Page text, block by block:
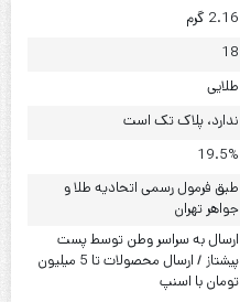
2.16 گرم
18
طلایی
ندارد، پلاک تک است
19.5%
طبق فرمول رسمی اتحادیه طلا و
جواهر تهران
ارسال به سراسر وطن توسط پست
پیشتاز / ارسال محصولات تا 5 میلیون
تومان با اسنپ